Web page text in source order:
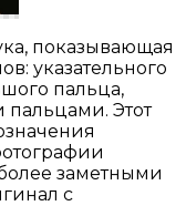
показывающая
указательного
пальца,
пальцами. Этот
заметными
с